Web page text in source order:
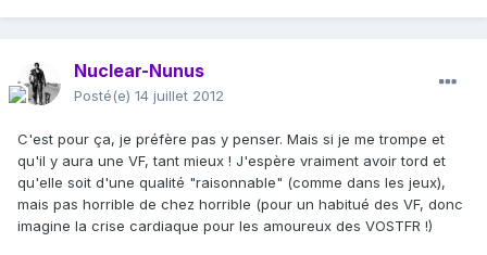
Nuclear-Nunus
Posté(e) 14 juillet 2012
C'est pour ça, je préfère pas y penser. Mais si je me trompe et
qu'il y aura une VF, tant mieux ! J'espère vraiment avoir tord et
qu'elle soit d'une qualité "raisonnable" (comme dans les jeux),
mais pas horrible de chez horrible (pour un habitué des VF, donc
imagine la crise cardiaque pour les amoureux des VOSTFR !)